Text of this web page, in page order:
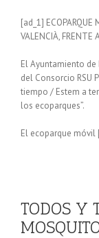
[ad_1] ECOPARQUE
VALENCIÀ, FRENTE
El Ayuntamiento
del Consorcio RSU
tiempo / Estem a
los ecoparques”.
El ecoparque
TODOS Y